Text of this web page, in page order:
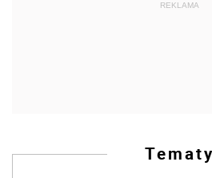
REKLAMA
Tematy